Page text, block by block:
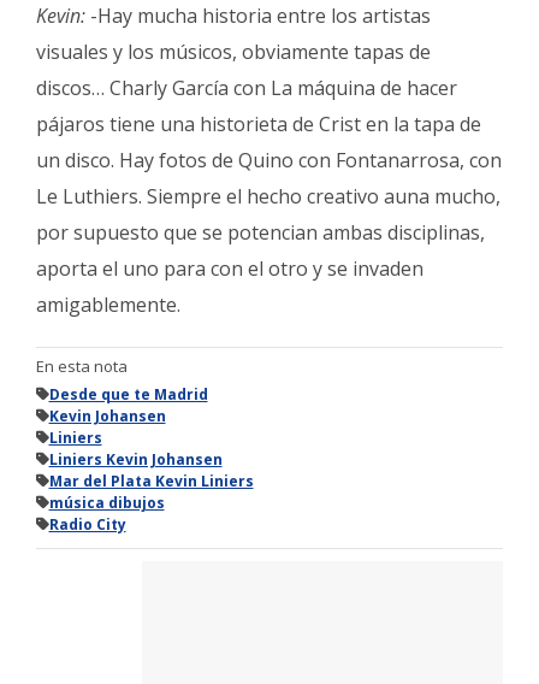
Kevin: -Hay mucha historia entre los artistas
visuales y los músicos, obviamente tapas de
discos… Charly García con La máquina de hacer
pájaros tiene una historieta de Crist en la tapa de
un disco. Hay fotos de Quino con Fontanarrosa, con
Le Luthiers. Siempre el hecho creativo auna mucho,
por supuesto que se potencian ambas disciplinas,
aporta el uno para con el otro y se invaden
amigablemente.
En esta nota
Desde que te Madrid
Kevin Johansen
Liniers
Liniers Kevin Johansen
Mar del Plata Kevin Liniers
música dibujos
Radio City